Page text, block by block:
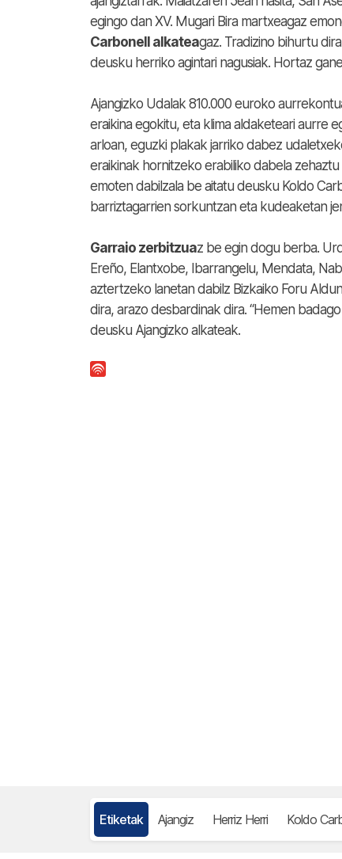
egingo dan XV. Mugari Bira martxeagaz
Carbonell alkateagaz. Tradizino bihurtu
deusku herriko agintari nagusiak. Hortaz
Ajangizko Udalak 810.000 euroko
eraikina egokitu, eta klima aldaketeari aurre
arloan, eguzki plakak jarriko dabez
eraikinak hornitzeko erabiliko dabela
emoten dabilzala be aitatu deusku Koldo
barriztagarrien sorkuntzan eta kudeaketan
Garraio zerbitzuaz be egin dogu berba.
Ereño, Elantxobe, Ibarrangelu, Mendata,
aztertzeko lanetan dabilz Bizkaiko Foru
dira, arazo desbardinak dira. “Hemen
deusku Ajangizko alkateak.
Etiketak Ajangiz Herriz Herri Koldo